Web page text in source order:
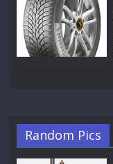
Random Pics